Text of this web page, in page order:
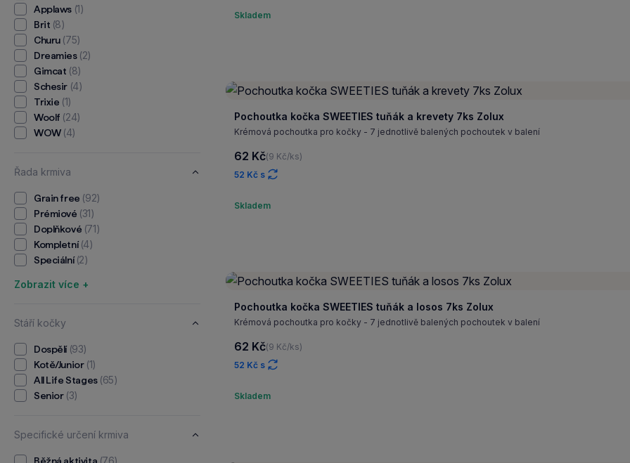
Applaws (1)
Brit (8)
Churu (75)
Dreamies (2)
Gimcat (8)
Schesir (4)
Trixie (1)
Woolf (24)
WOW (4)
Řada krmiva
Grain free (92)
Prémiové (31)
Doplňkové (71)
Kompletní(4)
Speciální(2)
Zobrazit více +
Stáří kočky
Dospělí (93)
Kotě/Junior (1)
All Life Stages (65)
Senior (3)
Specifické určení krmiva
(76)
Skladem
Pochoutka kočka SWEETIES tuňák a krevety 7ks Zolux
Krémová pochoutka pro kočky - 7 jednotlivě balených pochoutek v balení
62 Kč(9 Kč/ks)
52 Kč s
Skladem
Pochoutka kočka SWEETIES tuňák a losos 7ks Zolux
Krémová pochoutka pro kočky - 7 jednotlivě balených pochoutek v balení
62 Kč(9 Kč/ks)
52 Kč s
Skladem